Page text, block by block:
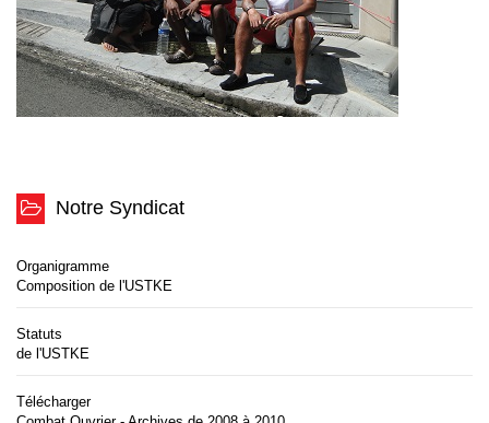
Notre Syndicat
Organigramme
Composition de l'USTKE
Statuts
de l'USTKE
Télécharger